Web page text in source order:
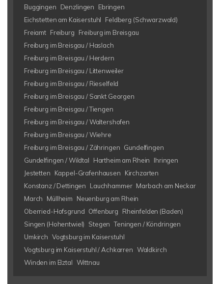
Buggingen
Denzlingen
Ebringen
Eichstetten am Kaiserstuhl
Feldberg (Schwarzwald)
Freiamt Freiburg
Freiburg im Breisgau
Freiburg im Breisgau / Haslach
Freiburg im Breisgau / Herdern
Freiburg im Breisgau / Littenweiler
Freiburg im Breisgau / Rieselfeld
Freiburg im Breisgau / Sankt Georgen
Freiburg im Breisgau / Tiengen
Freiburg im Breisgau / Waltershofen
Freiburg im Breisgau / Wiehre
Freiburg im Breisgau / Zähringen Gundelfingen
Gundelfingen / Wildtal
Hartheim am Rhein
Ihringen
Jestetten
Kappel-Grafenhausen
Kirchzarten
Konstanz / Dettingen
Lauchhammer Marbach am Neckar
March
Müllheim
Neuenburg am Rhein
Oberried-Hofsgrund Offenburg
Rheinfelden (Baden)
Singen (Hohentwiel)
Stegen Teningen / Köndringen
Umkirch Vogtsburg im Kaiserstuhl
Vogtsburg im Kaiserstuhl / Achkarren Waldkirch
Winden im Elztal Wittnau